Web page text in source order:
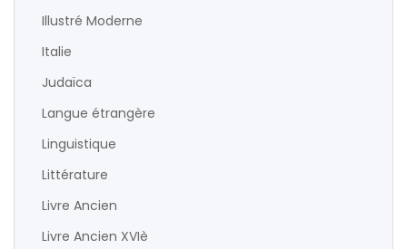
Illustré Moderne
Italie
Judaïca
Langue étrangère
Linguistique
Littérature
Livre Ancien
Livre Ancien XVIè